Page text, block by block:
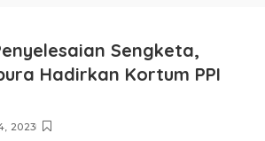
Sengketa,
Hadirkan Kortum PPI
2023